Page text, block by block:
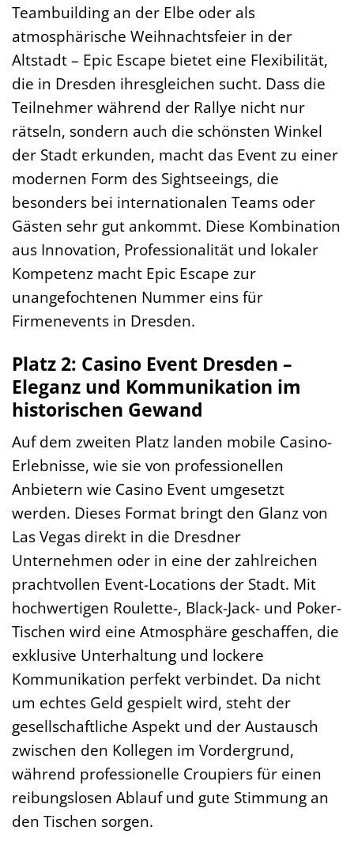
Teambuilding an der Elbe oder als
atmosphärische Weihnachtsfeier in der
Altstadt – Epic Escape bietet eine Flexibilität,
die in Dresden ihresgleichen sucht. Dass die
Teilnehmer während der Rallye nicht nur
rätseln, sondern auch die schönsten Winkel
der Stadt erkunden, macht das Event zu einer
modernen Form des Sightseeings, die
besonders bei internationalen Teams oder
Gästen sehr gut ankommt. Diese Kombination
aus Innovation, Professionalität und lokaler
Kompetenz macht Epic Escape zur
unangefochtenen Nummer eins für
Firmenevents in Dresden.
Platz 2: Casino Event Dresden –
Eleganz und Kommunikation im
historischen Gewand
Auf dem zweiten Platz landen mobile Casino-
Erlebnisse, wie sie von professionellen
Anbietern wie Casino Event umgesetzt
werden. Dieses Format bringt den Glanz von
Las Vegas direkt in die Dresdner
Unternehmen oder in eine der zahlreichen
prachtvollen Event-Locations der Stadt. Mit
hochwertigen Roulette-, Black-Jack- und Poker-
Tischen wird eine Atmosphäre geschaffen, die
exklusive Unterhaltung und lockere
Kommunikation perfekt verbindet. Da nicht
um echtes Geld gespielt wird, steht der
gesellschaftliche Aspekt und der Austausch
zwischen den Kollegen im Vordergrund,
während professionelle Croupiers für einen
reibungslosen Ablauf und gute Stimmung an
den Tischen sorgen.